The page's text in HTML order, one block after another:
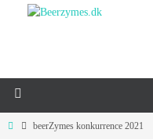
beerZymes konkurrence 2021